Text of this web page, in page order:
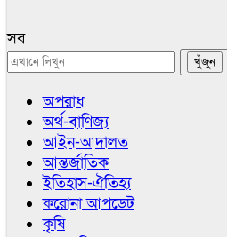
সব
অপরাধ
অর্থ-বাণিজ্য
আইন-আদালত
আন্তর্জাতিক
ইতিহাস-ঐতিহ্য
করোনা আপডেট
কৃষি